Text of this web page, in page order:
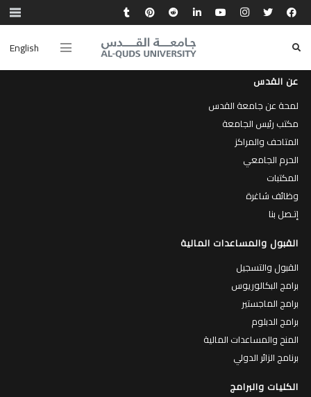
English
عن القدس
لمحة عن جامعة القدس
مكتب رئيس الجامعة
المتاحف والمراكز
الحرم الجامعي
المكتبات
وظائف شاغرة
إتـصل بنا
القبول والمساعدات المالية
القبول والتسجيل
برامج البكالوريوس
برامج الماجستير
برامج الدبلوم
المنح والمساعدات المالية
برنامج الزائر الدولي
الكليات والبرامج